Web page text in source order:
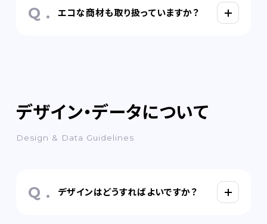
エコな商材も取り扱っていますか？
デザイン・データについて
Design & Data Guidelines
デザインはどうすればよいですか？